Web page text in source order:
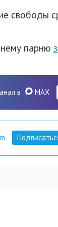
свободы
парню
в MAX